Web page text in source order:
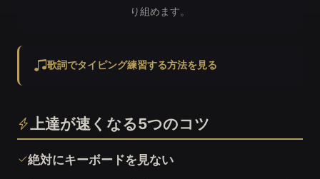
り組めます。
歌詞でタイピング練習する方法を見る
上達が速くなる5つのコツ
絶対にキーボードを見ない